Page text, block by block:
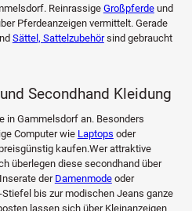
ReinrassigeGroßpferdeund
Pferdeanzeigen vermittelt. Gerade
Sättel, Sattelzubehörsind gebraucht
Secondhand Kleidung
in Gammelsdorf an. Besonders
Computer wie Laptops oder
kaufen.Wer attraktive
überlegen diese secondhand über
der Damenmodeoder
bis zur modischen Jeans ganze
lassen sich über Kleinanzeigen